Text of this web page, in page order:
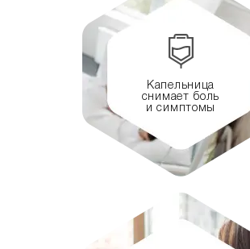
Капельница
снимает боль
и симптомы